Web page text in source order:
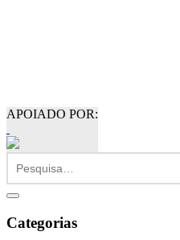
APOIADO POR:
Categorias